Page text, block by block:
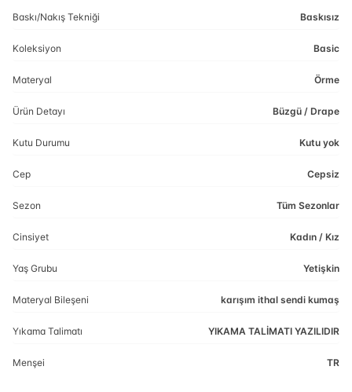
Baskı/Nakış Tekniği Baskısız
Koleksiyon Basic
Materyal Örme
Ürün Detayı Büzgü / Drape
Kutu Durumu Kutu yok
Cep Cepsiz
Sezon Tüm Sezonlar
Cinsiyet Kadın / Kız
Yaş Grubu Yetişkin
Materyal Bileşeni karışım ithal sendi kumaş
Yıkama Talimatı YIKAMA TALİMATI YAZILIDIR
Menşei TR